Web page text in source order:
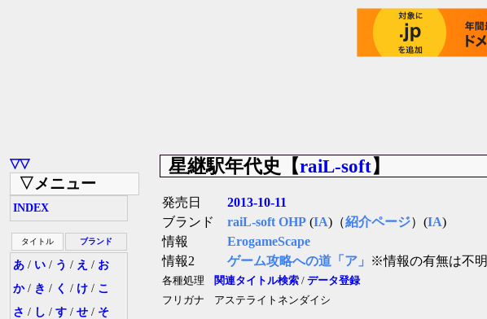
▽▽
▽メニュー
INDEX
タイトル ブランド
あ / い / う / え / お
か/ き / く / け / こ
さ / し / す / せ / そ
星継駅年代史【raiL-soft】
発売日
2013-10-11
ブランド
raiL-soft OHP (IA)（紹介ページ）(IA)
情報
ErogameScape
情報2
ゲーム攻略への道「ア」 ※情報の有無は不明
各種処理 関連タイトル検索 / データ登録
フリガナ
アステライトネンダイシ